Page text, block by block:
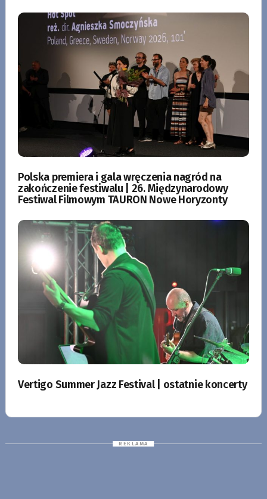
Polska premiera i gala wręczenia nagród na
zakończenie festiwalu | 26. Międzynarodowy
Festiwal Filmowym TAURON Nowe Horyzonty
Vertigo Summer Jazz Festival | ostatnie koncerty